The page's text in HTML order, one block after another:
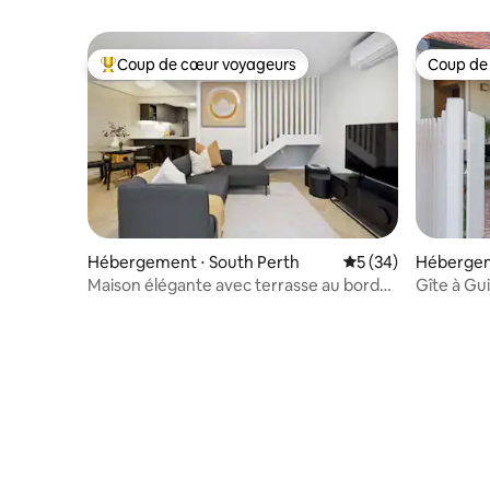
Coups de cœur voyageurs les plus appréciés
Coup de cœur voyageurs
Hébergement ⋅ South Perth Évaluation
5 (34)
Maison élégante avec terrasse au bord
Coup
Coup
Gîte à